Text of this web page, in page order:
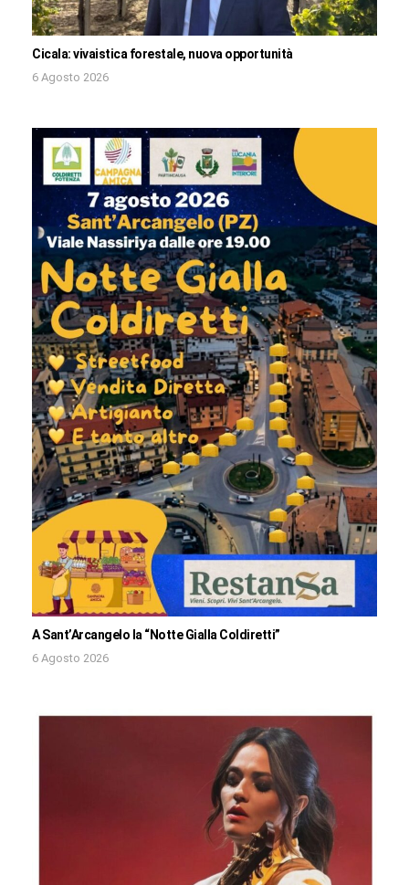
Cicala: vivaistica forestale, nuova opportunità
6 Agosto 2026
A Sant’Arcangelo la “Notte Gialla Coldiretti”
6 Agosto 2026